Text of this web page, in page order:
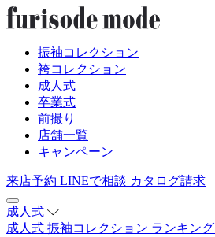
振袖コレクション
袴コレクション
成人式
卒業式
前撮り
店舗一覧
キャンペーン
来店予約 LINEで相談 カタログ請求
成人式
成人式 振袖コレクション ランキング